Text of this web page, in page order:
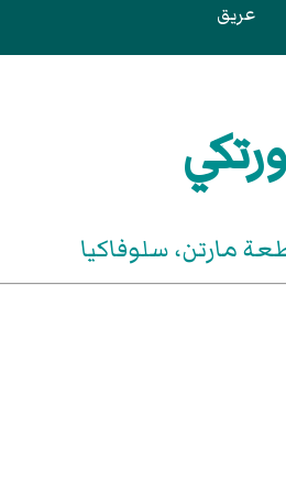
عريق
مارتن، سلوفاكيا